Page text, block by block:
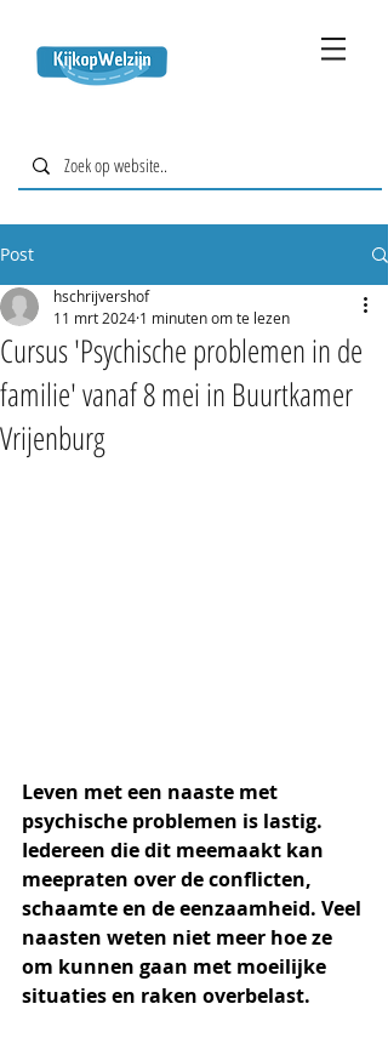
Post
Cursus 'Psychische problemen in de
familie' vanaf 8 mei in Buurtkamer
Vrijenburg
hschrijvershof
11 mrt 2024 1 minuten om te lezen
Leven met een naaste met
psychische problemen is lastig.
Iedereen die dit meemaakt kan
meepraten over de conflicten,
schaamte en de eenzaamheid. Veel
naasten weten niet meer hoe ze
om kunnen gaan met moeilijke
situaties en raken overbelast.